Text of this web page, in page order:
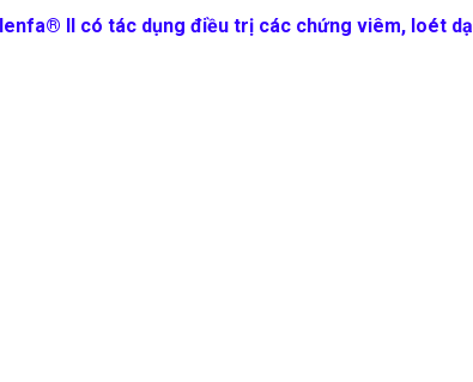
II có tác dụng điều trị các chứng viêm, loét